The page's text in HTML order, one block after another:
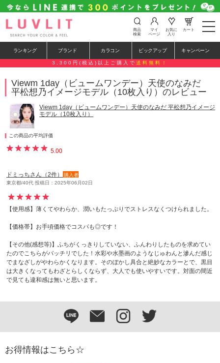
t
o
e
n
a
商品
検索
マイ
ページ
お気に
入り
カート
ランキング ブランド カラコン ピックアップ キャンペーン
3,300円(税込)以上ご購入で 送料無料！
Viewm 1day（ビュームワンデー）天使のなみだ
平松想乃イメージモデル（10枚入り）のレビュー
Viewm 1day（ビュームワンデー）天使のなみだ 平松想乃イメージ
モデル（10枚入り）
この商品の平均評価
5.00
ドミっちさん（2件）
購入者
東京都/40代 投稿日：2025年06月02日
【使用感】薄くてやわらか、潤いもたっぷりでストレスなくつけられました。
【価格帯】お手頃価格でコスパも◎です！
【その他(感想等)】ふちがくっきりしていない、ふんわりしたものを求めてい
たのでこちらがバッチリでした！水彩や水墨画のようなじゅわんと滲んだ感じ
でまなざしがやわらかくなります。そのぼかし具合と絶妙なカラーとで、黒目
は大きくなってもわざとらしくならず、大人でも使いやすいです。対面の間近
で見ても違和感は無いと思います。
お得情報はこちら☆